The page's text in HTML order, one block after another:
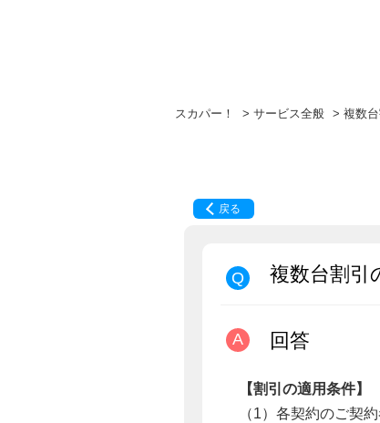
スカパー！ > サービス全般 > 複数
戻る
複数台割引
回答
【割引の適用条件】
（1）各契約のご契